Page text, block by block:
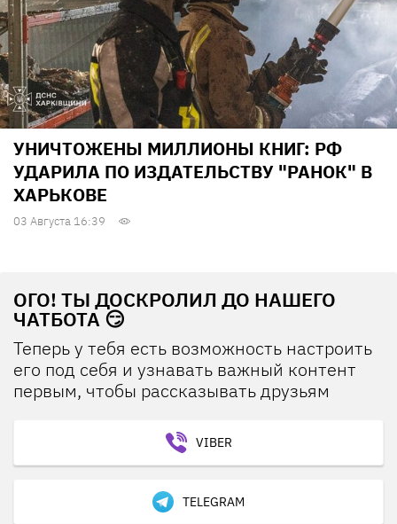
УНИЧТОЖЕНЫ МИЛЛИОНЫ КНИГ: РФ
УДАРИЛА ПО ИЗДАТЕЛЬСТВУ "РАНОК" В
ХАРЬКОВЕ
03 Августа 16:39
ОГО! ТЫ ДОСКРОЛИЛ ДО НАШЕГО
ЧАТБОТА 😏
Теперь у тебя есть возможность настроить
его под себя и узнавать важный контент
первым, чтобы рассказывать друзьям
VIBER
TELEGRAM